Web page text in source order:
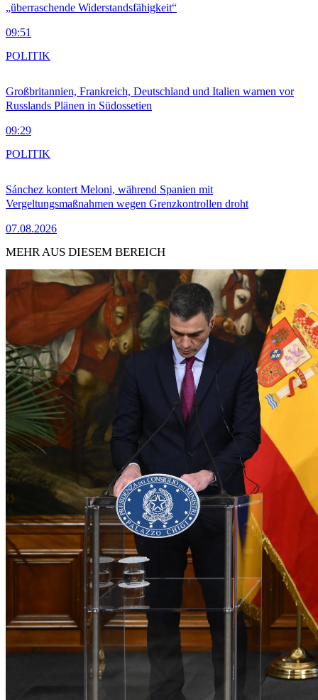
„überraschende Widerstandsfähigkeit“
09:51
Großbritannien, Frankreich, Deutschland und Italien warnen vor
Russlands Plänen in Südossetien
09:29
POLITIK
Sánchez kontert Meloni, während Spanien mit
Vergeltungsmaßnahmen wegen Grenzkontrollen droht
07.08.2026
POLITIK
MEHR AUS DIESEM BEREICH